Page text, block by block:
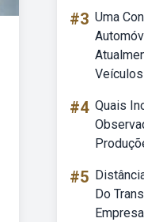
#3 Uma
Veículos
#4 Quais
#5
Do